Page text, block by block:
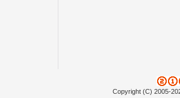
Copyright (C) 2005-